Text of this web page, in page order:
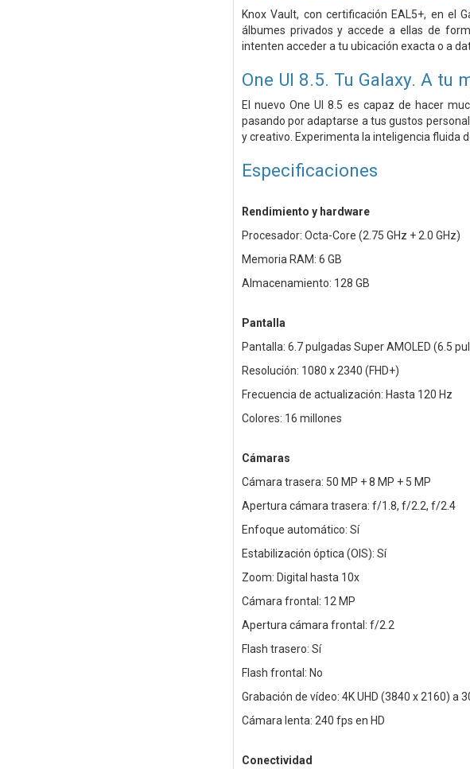
Knox Vault, con certificación EAL5+, en el
álbumes privados y accede a ellas de
intenten acceder a tu ubicación exacta o a
One UI 8.5. Tu Galaxy. A tu
El nuevo One UI 8.5 es capaz de hacer
pasando por adaptarse a tus gustos
y creativo. Experimenta la inteligencia fluida
Especificaciones
Rendimiento y hardware
Procesador: Octa-Core (2.75 GHz + 2.0 GHz)
Memoria RAM: 6 GB
Almacenamiento: 128 GB
Pantalla
Pantalla: 6.7 pulgadas Super AMOLED (6.5
Resolución: 1080 x 2340 (FHD+)
Frecuencia de actualización: Hasta 120 Hz
Colores: 16 millones
Cámaras
Cámara trasera: 50 MP + 8 MP + 5 MP
Apertura cámara trasera: f/1.8, f/2.2, f/2.4
Enfoque automático: Sí
Estabilización óptica (OIS): Sí
Zoom: Digital hasta 10x
Cámara frontal: 12 MP
Apertura cámara frontal: f/2.2
Flash trasero: Sí
Flash frontal: No
Grabación de vídeo: 4K UHD (3840 x 2160) a
Cámara lenta: 240 fps en HD
Conectividad